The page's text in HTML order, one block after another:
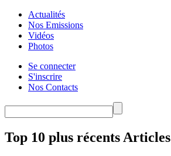
Actualités
Nos Emissions
Vidéos
Photos
Se connecter
S'inscrire
Nos Contacts
Top 10 plus récents Articles